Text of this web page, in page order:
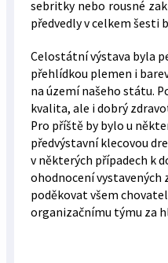
sebritky nebo rousné
předvedly v celkem šesti
Celostátní výstava byla
přehlídkou plemen i
na území našeho státu.
kvalita, ale i dobrý
Pro příště by bylo u
předvýstavní klecovou
v některých případech k
ohodnocení vystavených
poděkovat všem
organizačnímu týmu za